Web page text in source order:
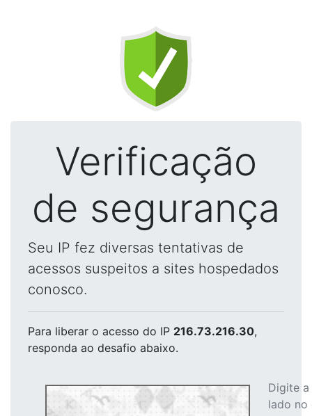
Verificação
de segurança
Seu IP fez diversas tentativas de
acessos suspeitos a sites hospedados
conosco.
Para liberar o acesso do IP 216.73.216.30,
responda ao desafio abaixo.
Digite
lado no